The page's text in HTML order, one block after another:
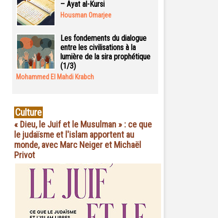
– Ayat al-Kursi
Housman Omarjee
Les fondements du dialogue
entre les civilisations à la
lumière de la sira prophétique
(1/3)
Mohammed El Mahdi Krabch
Culture
« Dieu, le Juif et le Musulman » : ce que
le judaïsme et l'islam apportent au
monde, avec Marc Neiger et Michaël
Privot